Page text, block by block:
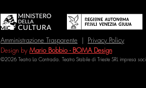
Amministrazione Trasparente | Privacy Policy
Design by Mario Bobbio - BOMA Design
©2026 Teatro La Contrada. Teatro Stabile di Trieste SRL